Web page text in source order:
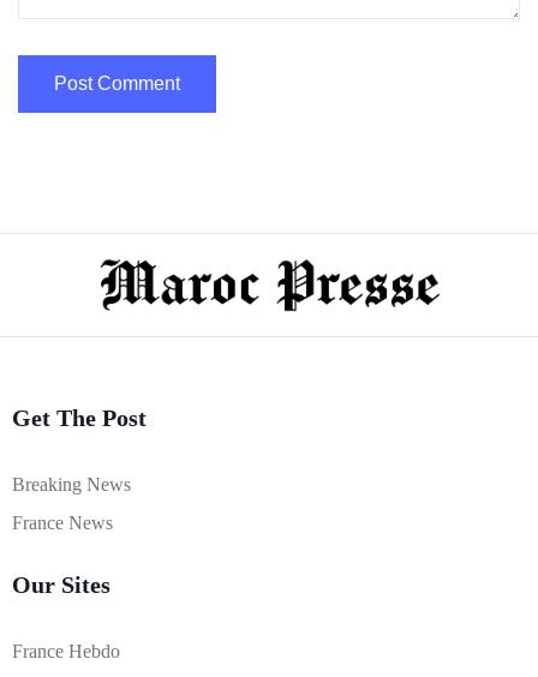
Get The Post
Breaking News
France News
Our Sites
France Hebdo